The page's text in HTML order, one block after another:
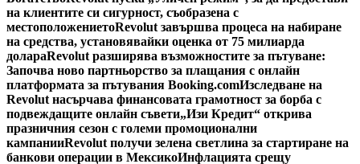
на клиентите си сигурност, съобразена с
местоположениетоRevolut завършва процеса на набиране
на средства, установявайки оценка от 75 милиарда
долараRevolut разширява възможностите за пътуване:
Започва ново партньорство за плащания с онлайн
платформата за пътувания Booking.comИзследване на
Revolut насърчава финансовата грамотност за борба с
подвеждащите онлайн съвети„Изи Кредит“ открива
празничния сезон с големи промоционални
кампанииRevolut получи зелена светлина за стартиране на
банкови операции в МексикоИнфлацията срещу